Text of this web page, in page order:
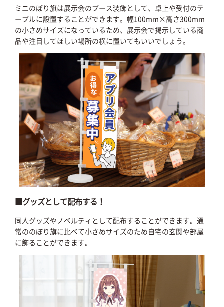
ミニのぼり旗は展示会のブース装飾として、卓上や受付のテ
ーブルに設置することができます。幅100mm×高さ300mm
の小さめサイズになっているため、展示会で掲示している商
品や注目してほしい場所の横に置いてもいいでしょう。
■グッズとして配布する！
同人グッズやノベルティとして配布することができます。通
常ののぼり旗に比べて小さめサイズのため自宅の玄関や部屋
に飾ることができます。